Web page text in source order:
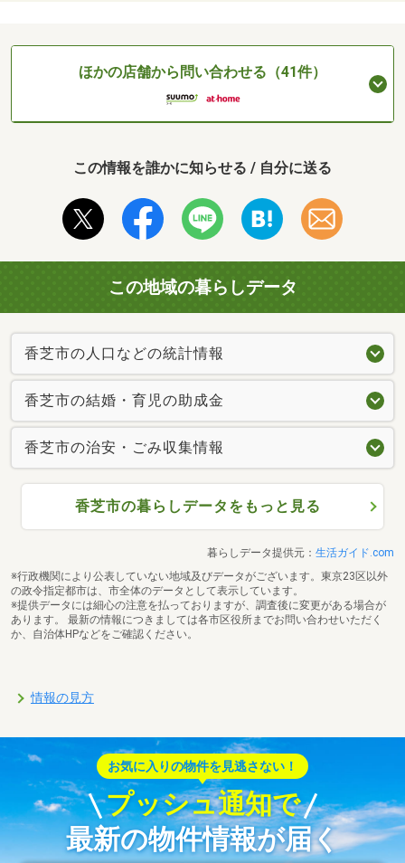
ほかの店舗から問い合わせる（41件）
この情報を誰かに知らせる / 自分に送る
この地域の暮らしデータ
香芝市の人口などの統計情報
香芝市の結婚・育児の助成金
香芝市の治安・ごみ収集情報
香芝市の暮らしデータをもっと見る
暮らしデータ提供元： 生活ガイド.com
※行政機関により公表していない地域及びデータがございます。東京23区以外
の政令指定都市は、市全体のデータとして表示しています。
※提供データには細心の注意を払っておりますが、調査後に変更がある場合が
あります。 最新の情報につきましては各市区役所までお問い合わせいただく
か、自治体HPなどをご確認ください。
情報の見方
お気に入りの物件を見逃さない！
プッシュ通知で
最新の物件情報が届く